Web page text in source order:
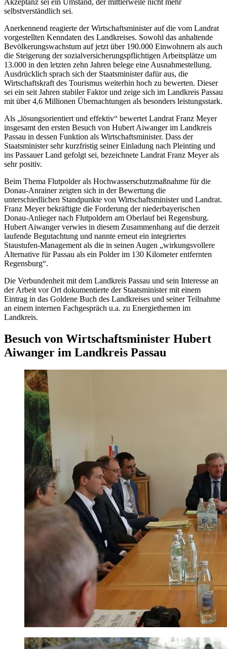
Akzeptanz sei ein Umstand, der mittlerweile nicht mehr
selbstverständlich sei.
Anerkennend reagierte der Wirtschaftsminister auf die vom Landrat
vorgestellten Kenndaten des Landkreises. Sowohl das anhaltende
Bevölkerungswachstum auf jetzt über 190.000 Einwohnern als auch
die Steigerung der sozialversicherungspflichtigen Arbeitsplätze um
13.000 in den letzten zehn Jahren belege eine Ausnahmestellung.
Ausdrücklich sprach sich der Staatsminister dafür aus, die
Wirtschaftskraft des Tourismus weiterhin hoch zu bewerten. Dieser
sei ein seit Jahren stabiler Faktor und zeige sich im Landkreis Passau
mit über 4,6 Millionen Übernachtungen als besonders leistungsstark.
Als „lösungsorientiert und effektiv“ bewertet Landrat Franz Meyer
insgesamt den ersten Besuch von Hubert Aiwanger im Landkreis
Passau in dessen Funktion als Wirtschaftsminister. Dass der
Staatsminister sehr kurzfristig seiner Einladung nach Pleinting und
ins Passauer Land gefolgt sei, bezeichnete Landrat Franz Meyer als
sehr positiv.
Beim Thema Flutpolder als Hochwasserschutzmaßnahme für die
Donau-Anrainer zeigten sich in der Bewertung die
unterschiedlichen Standpunkte von Wirtschaftsminister und Landrat.
Franz Meyer bekräftigte die Forderung der niederbayerischen
Donau-Anlieger nach Flutpoldern am Oberlauf bei Regensburg.
Hubert Aiwanger verwies in diesem Zusammenhang auf die derzeit
laufende Begutachtung und nannte erneut ein integriertes
Staustufen-Management als die in seinen Augen „wirkungsvollere
Alternative für Passau als ein Polder im 130 Kilometer entfernten
Regensburg“.
Die Verbundenheit mit dem Landkreis Passau und sein Interesse an
der Arbeit vor Ort dokumentierte der Staatsminister mit einem
Eintrag in das Goldene Buch des Landkreises und seiner Teilnahme
an einem internen Fachgespräch u.a. zu Energiethemen im
Landkreis.
Besuch von Wirtschaftsminister Hubert
Aiwanger im Landkreis Passau